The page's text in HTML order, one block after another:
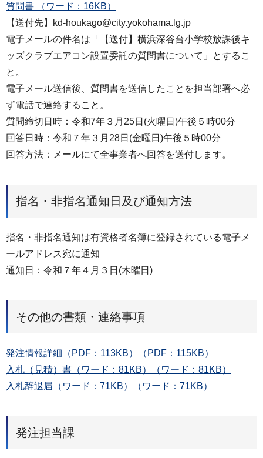
質問書 （ワード：16KB）
【送付先】kd-houkago@city.yokohama.lg.jp
電子メールの件名は「【送付】横浜深谷台小学校放課後キ
ッズクラブエアコン設置委託の質問書について」とするこ
と。
電子メール送信後、質問書を送信したことを担当部署へ必
ず電話で連絡すること。
質問締切日時：令和7年３月25日(火曜日)午後５時00分
回答日時：令和７年３月28日(金曜日)午後５時00分
回答方法：メールにて全事業者へ回答を送付します。
指名・非指名通知日及び通知方法
指名・非指名通知は有資格者名簿に登録されている電子メ
ールアドレス宛に通知
通知日：令和７年４月３日(木曜日)
その他の書類・連絡事項
発注情報詳細（PDF：113KB）（PDF：115KB）
入札（見積）書（ワード：81KB）（ワード：81KB）
入札辞退届（ワード：71KB）（ワード：71KB）
発注担当課